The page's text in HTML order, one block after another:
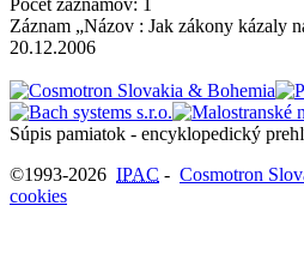
Záznam „Názov : Jak zákony kázaly
20.12.2006
Súpis pamiatok - encyklopedický
©1993-2026 IPAC - Cosmotron
cookies